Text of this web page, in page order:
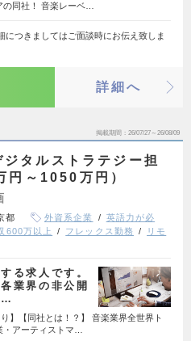
同社！ 音楽レーベ…
につきましてはご面談時にお伝え致しま
詳細へ
掲載期間 26/07/27～26/08/09
タルストラテジー担
円～1050万円）
都 外資系企業
英語力が必
600万以上 フレックス勤務
リモ
る求人です。
業界の非公開
…
】【同社とは！？】 音楽業界全世界ト
・アーティストマ…